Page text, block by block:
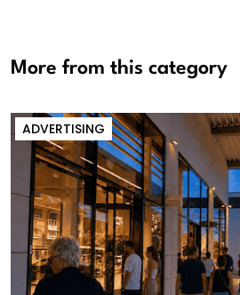
More from this category
ADVERTISING